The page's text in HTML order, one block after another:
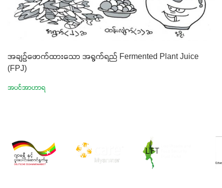
အချဉ်ဖောက်ထားသော အရွက်ရည် Fermented Plant Juice
(FPJ)
အပင်အာဟာရ